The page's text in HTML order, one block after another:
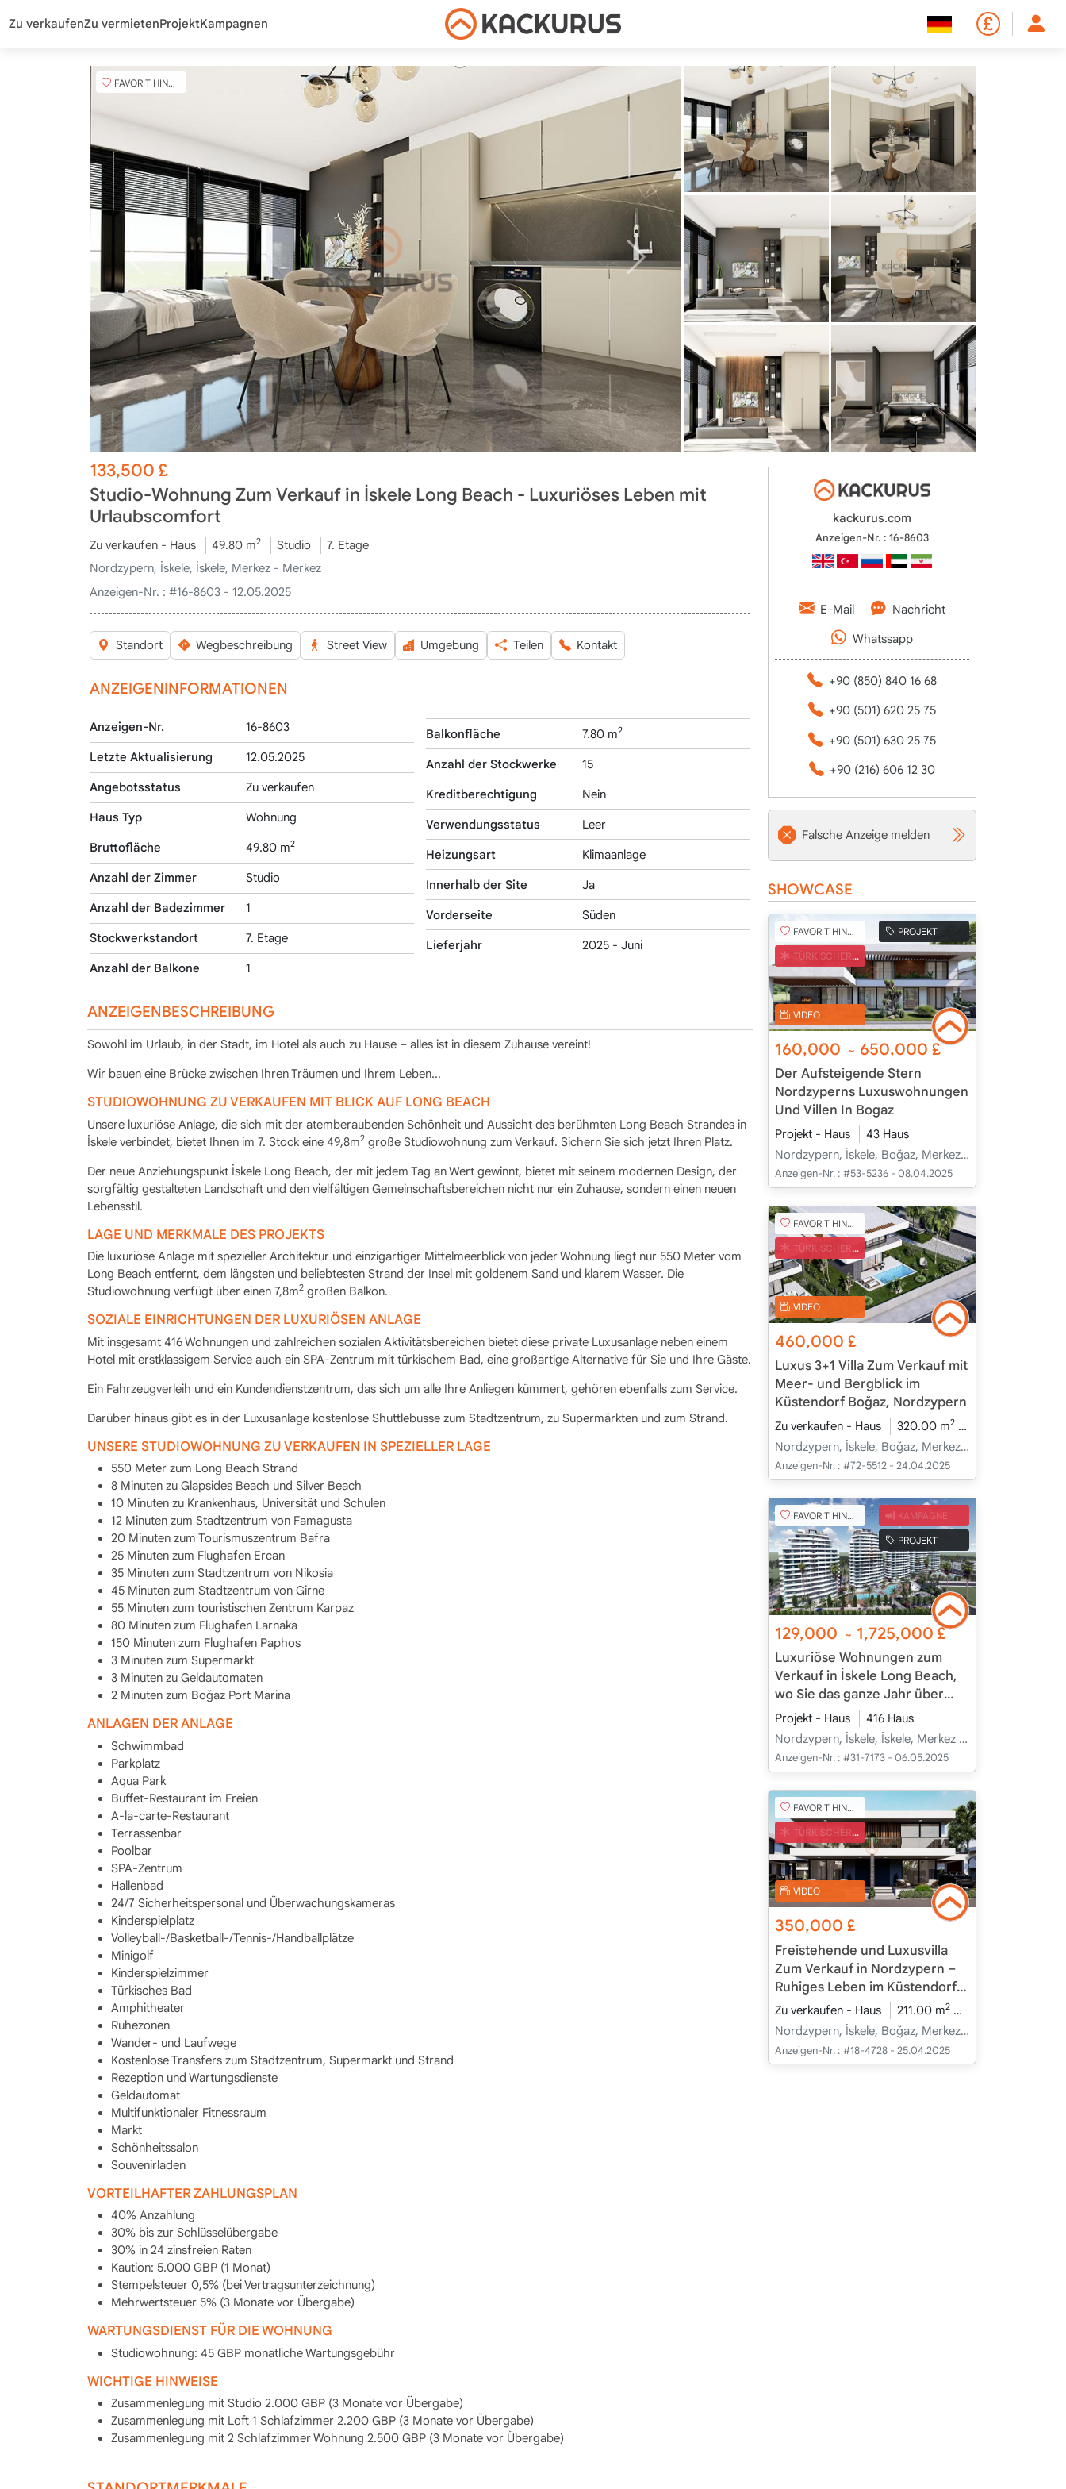
Zu verkaufenZu vermietenProjektKampagnen
FAVORIT HINZUFÜGEN
133,500£
Studio-Wohnung Zum Verkauf in İskele Long Beach - Luxuriöses Leben mit
Urlaubscomfort
Zu verkaufen - Haus 49.80 m2 Studio
7. Etage
Nordzypern, İskele, İskele, Merkez - Merkez
Anzeigen-Nr. : #16-8603 - 12.05.2025
Standort Wegbeschreibung Street View Umgebung Teilen Kontakt
ANZEIGENINFORMATIONEN
Anzeigen-Nr. 16-8603
Letzte Aktualisierung 12.05.2025
Angebotsstatus Zu verkaufen
Haus Typ Wohnung
Bruttofläche 49.80 m2
Anzahl der Zimmer Studio
Anzahl der Badezimmer 1
Stockwerkstandort 7. Etage
Anzahl der Balkone 1
Balkonfläche 7.80 m2
Anzahl der Stockwerke 15
Kreditberechtigung Nein
Verwendungsstatus Leer
Heizungsart Klimaanlage
Innerhalb der Site Ja
Vorderseite Süden
Lieferjahr 2025 - Juni
ANZEIGENBESCHREIBUNG
Sowohl im Urlaub, in der Stadt, im Hotel als auch zu Hause – alles ist in diesem Zuhause vereint!
Wir bauen eine Brücke zwischen Ihren Träumen und Ihrem Leben...
STUDIOWOHNUNG ZU VERKAUFEN MIT BLICK AUF LONG BEACH
Unsere luxuriöse Anlage, die sich mit der atemberaubenden Schönheit und Aussicht des berühmten Long Beach Strandes in
İskele verbindet, bietet Ihnen im 7. Stock eine 49,8m2große Studiowohnung zum Verkauf. Sichern Sie sich jetzt Ihren Platz.
Der neue Anziehungspunkt İskele Long Beach, der mit jedem Tag an Wert gewinnt, bietet mit seinem modernen Design, der
sorgfältig gestalteten Landschaft und den vielfältigen Gemeinschaftsbereichen nicht nur ein Zuhause, sondern einen neuen
Lebensstil.
LAGE UND MERKMALE DES PROJEKTS
Die luxuriöse Anlage mit spezieller Architektur und einzigartiger Mittelmeerblick von jeder Wohnung liegt nur 550 Meter vom
Long Beach entfernt, dem längsten und beliebtesten Strand der Insel mit goldenem Sand und klarem Wasser. Die
Studiowohnung verfügt über einen 7,8m2großen Balkon.
SOZIALE EINRICHTUNGEN DER LUXURIÖSEN ANLAGE
Mit insgesamt 416 Wohnungen und zahlreichen sozialen Aktivitätsbereichen bietet diese private Luxusanlage neben einem
Hotel mit erstklassigem Service auch ein SPA-Zentrum mit türkischem Bad, eine großartige Alternative für Sie und Ihre Gäste.
Ein Fahrzeugverleih und ein Kundendienstzentrum, das sich um alle Ihre Anliegen kümmert, gehören ebenfalls zum Service.
Darüber hinaus gibt es in der Luxusanlage kostenlose Shuttlebusse zum Stadtzentrum, zu Supermärkten und zum Strand.
UNSERE STUDIOWOHNUNG ZU VERKAUFEN IN SPEZIELLER LAGE
550 Meter zum Long Beach Strand
8 Minuten zu Glapsides Beach und Silver Beach
10 Minuten zu Krankenhaus, Universität und Schulen
12 Minuten zum Stadtzentrum von Famagusta
20 Minuten zum Tourismuszentrum Bafra
25 Minuten zum Flughafen Ercan
35 Minuten zum Stadtzentrum von Nikosia
45 Minuten zum Stadtzentrum von Girne
55 Minuten zum touristischen Zentrum Karpaz
80 Minuten zum Flughafen Larnaka
150 Minuten zum Flughafen Paphos
3 Minuten zum Supermarkt
3 Minuten zu Geldautomaten
2 Minuten zum Boğaz Port Marina
ANLAGEN DER ANLAGE
Schwimmbad
Parkplatz
Aqua Park
Buffet-Restaurant im Freien
A-la-carte-Restaurant
Terrassenbar
Poolbar
SPA-Zentrum
Hallenbad
24/7 Sicherheitspersonal und Überwachungskameras
Kinderspielplatz
Volleyball-/Basketball-/Tennis-/Handballplätze
Minigolf
Kinderspielzimmer
Türkisches Bad
Amphitheater
Ruhezonen
Wander- und Laufwege
Kostenlose Transfers zum Stadtzentrum, Supermarkt und Strand
Rezeption und Wartungsdienste
Geldautomat
Multifunktionaler Fitnessraum
Markt
Schönheitssalon
Souvenirladen
VORTEILHAFTER ZAHLUNGSPLAN
40% Anzahlung
30% bis zur Schlüsselübergabe
30% in 24 zinsfreien Raten
Kaution: 5.000 GBP (1 Monat)
Stempelsteuer 0,5% (bei Vertragsunterzeichnung)
Mehrwertsteuer 5% (3 Monate vor Übergabe)
WARTUNGSDIENST FÜR DIE WOHNUNG
Studiowohnung: 45 GBP monatliche Wartungsgebühr
WICHTIGE HINWEISE
Zusammenlegung mit Studio 2.000 GBP (3 Monate vor Übergabe)
Zusammenlegung mit Loft 1 Schlafzimmer 2.200 GBP (3 Monate vor Übergabe)
Zusammenlegung mit 2 Schlafzimmer Wohnung 2.500 GBP (3 Monate vor Übergabe)
kackurus.com
Anzeigen-Nr. : 16-8603
E-Mail Nachricht
Whatssapp
+90 (850) 840 16 68
+90 (501) 620 25 75
+90 (501) 630 25 75
+90 (216) 606 12 30
Falsche Anzeige melden
SHOWCASE
FAVORIT HINZUFÜGEN
TÜRKISCHER COB
PROJEKT
VIDEO
160,000 ~ 650,000£
Der Aufsteigende Stern
Nordzyperns Luxuswohnungen
Und Villen In Bogaz
Projekt - Haus
43 Haus
Nordzypern, İskele, Boğaz, Merkez - Merkez
Anzeigen-Nr. : #53-5236 - 08.04.2025
FAVORIT HINZUFÜGEN
TÜRKISCHER COB
VIDEO
460,000 £
Luxus 3+1 Villa Zum Verkauf mit
Meer- und Bergblick im
Küstendorf Boğaz, Nordzypern
Zu verkaufen - Haus 320.00 m2
Nordzypern, İskele, Boğaz, Merkez - Merkez
Anzeigen-Nr. : #72-5512 - 24.04.2025
FAVORIT HINZUFÜGEN KAMPAGNE
PROJEKT
129,000 ~ 1,725,000£
Luxuriöse Wohnungen zum
Verkauf in İskele Long Beach,
wo Sie das ganze Jahr über
Urlaub genießen können
Projekt - Haus
416 Haus
Nordzypern, İskele, İskele, Merkez - Merkez
Anzeigen-Nr. : #31-7173 - 06.05.2025
FAVORIT HINZUFÜGEN
TÜRKISCHER COB
VIDEO
350,000 £
Freistehende und Luxusvilla
Zum Verkauf in Nordzypern –
Ruhiges Leben im Küstendorf
Boğaz
Zu verkaufen - Haus 211.00 m2
Nordzypern, İskele, Boğaz, Merkez - Merkez
Anzeigen-Nr. : #18-4728 - 25.04.2025